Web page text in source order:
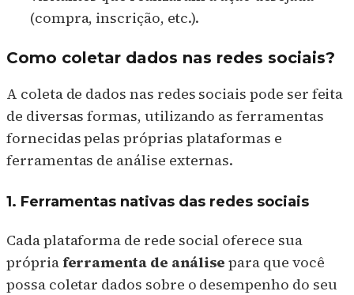
(compra, inscrição, etc.).
Como coletar dados nas redes sociais?
A coleta de dados nas redes sociais pode ser feita
de diversas formas, utilizando as ferramentas
fornecidas pelas próprias plataformas e
ferramentas de análise externas.
1. Ferramentas nativas das redes sociais
Cada plataforma de rede social oferece sua
própriaferramenta de análise para que você
possa coletar dados sobre o desempenho do seu